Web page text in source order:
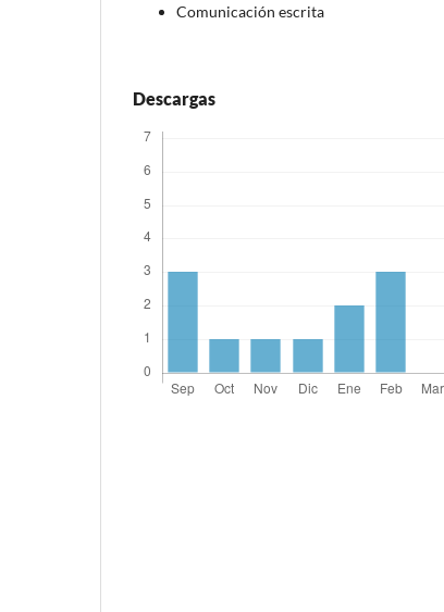
Comunicación escrita
Descargas